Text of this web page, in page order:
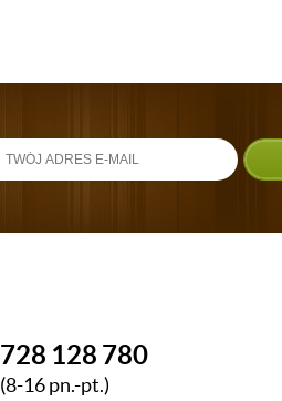
728 128 780
(8-16 pn.-pt.)